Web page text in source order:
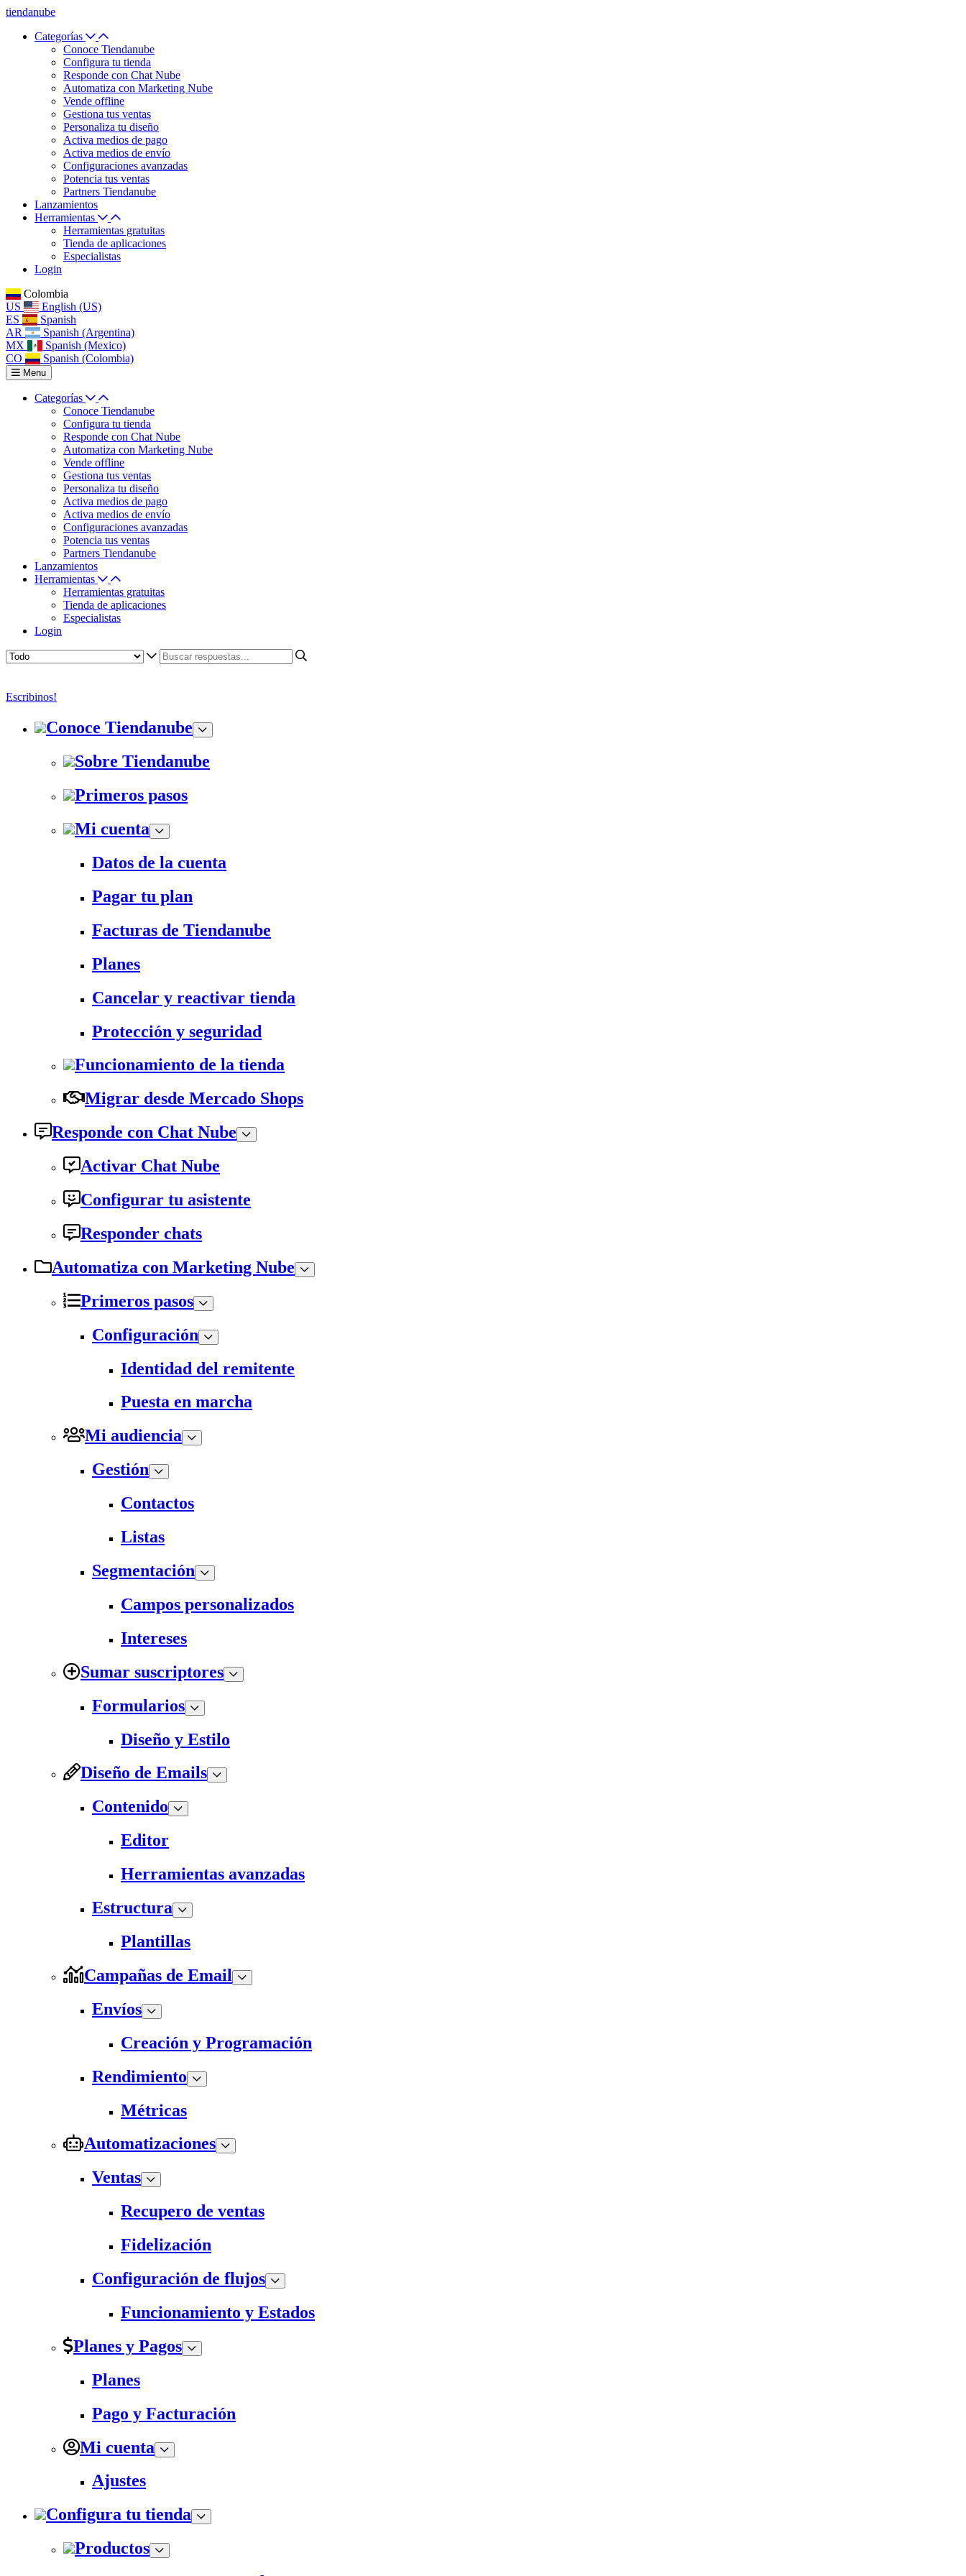
tiendanube
Categorías
Conoce Tiendanube
Configura tu tienda
Responde con Chat Nube
Automatiza con Marketing Nube
Vende offline
Gestiona tus ventas
Personaliza tu diseño
Activa medios de pago
Activa medios de envío
Configuraciones avanzadas
Potencia tus ventas
Partners Tiendanube
Lanzamientos
Herramientas
Herramientas gratuitas
Tienda de aplicaciones
Especialistas
Login
Colombia
US
English (US)
ES
Spanish
AR
Spanish (Argentina)
MX
Spanish (Mexico)
CO
Spanish (Colombia)
Menu
Categorías
Conoce Tiendanube
Configura tu tienda
Responde con Chat Nube
Automatiza con Marketing Nube
Vende offline
Gestiona tus ventas
Personaliza tu diseño
Activa medios de pago
Activa medios de envío
Configuraciones avanzadas
Potencia tus ventas
Partners Tiendanube
Lanzamientos
Herramientas
Herramientas gratuitas
Tienda de aplicaciones
Especialistas
Login
Escribinos!
Conoce Tiendanube
Sobre Tiendanube
Primeros pasos
Mi cuenta
Datos de la cuenta
Pagar tu plan
Facturas de Tiendanube
Planes
Cancelar y reactivar tienda
Protección y seguridad
Funcionamiento de la tienda
Migrar desde Mercado Shops
Responde con Chat Nube
Activar Chat Nube
Configurar tu asistente
Responder chats
Automatiza con Marketing Nube
Primeros pasos
Configuración
Identidad del remitente
Puesta en marcha
Mi audiencia
Gestión
Contactos
Listas
Segmentación
Campos personalizados
Intereses
Sumar suscriptores
Formularios
Diseño y Estilo
Diseño de Emails
Contenido
Editor
Herramientas avanzadas
Estructura
Plantillas
Campañas de Email
Envíos
Creación y Programación
Rendimiento
Métricas
Automatizaciones
Ventas
Recupero de ventas
Fidelización
Configuración de flujos
Funcionamiento y Estados
Planes y Pagos
Planes
Pago y Facturación
Mi cuenta
Ajustes
Configura tu tienda
Productos